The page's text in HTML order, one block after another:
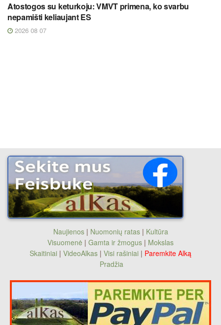
Atostogos su keturkoju: VMVT primena, ko svarbu
nepamišti keliaujant ES
2026 08 07
Naujienos| Nuomonių ratas| Kultūra
Visuomenė | Gamta ir žmogus | Mokslas
Skaitiniai | VideoAlkas | Visi rašiniai | Paremkite Alką
Pradžia